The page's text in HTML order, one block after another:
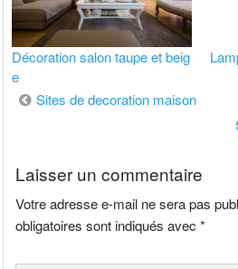
Décoration salon taupe et beig
e
Navigation
Sites de decoration maison
Laisser un commentaire
Votre adresse e-mail ne sera pas
obligatoires sont indiqués avec*